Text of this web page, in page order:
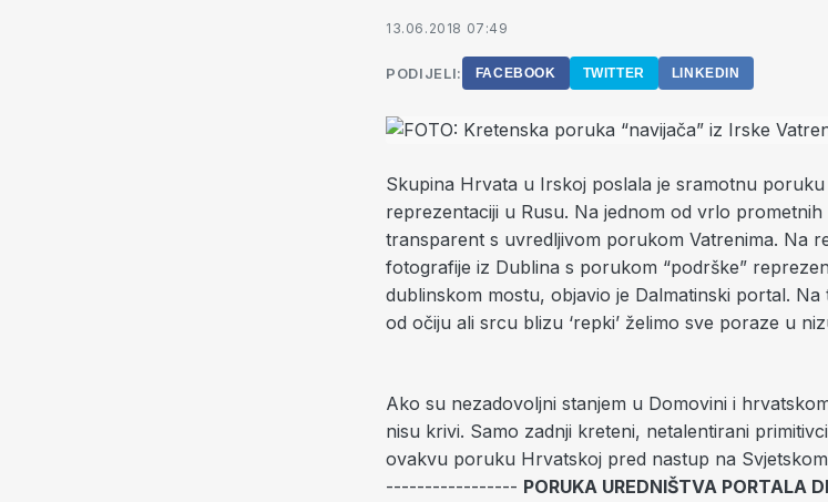
13.06.2018 07:49
PODIJELI: FACEBOOK TWITTER LINKEDIN
Skupina Hrvata u Irskoj poslala je sramotnu
reprezentaciji u Rusu. Na jednom od vrlo
transparent s uvredljivom porukom Vatrenima. Na
fotografije iz Dublina s porukom “podrške”
dublinskom mostu, objavio je Dalmatinski portal.
od očiju ali srcu blizu ‘repki’ želimo sve poraze u
Ako su nezadovoljni stanjem u Domovini i
nisu krivi. Samo zadnji kreteni, netalentirani
ovakvu poruku Hrvatskoj pred nastup na
----------------- PORUKA UREDNIŠTVA PORTALA